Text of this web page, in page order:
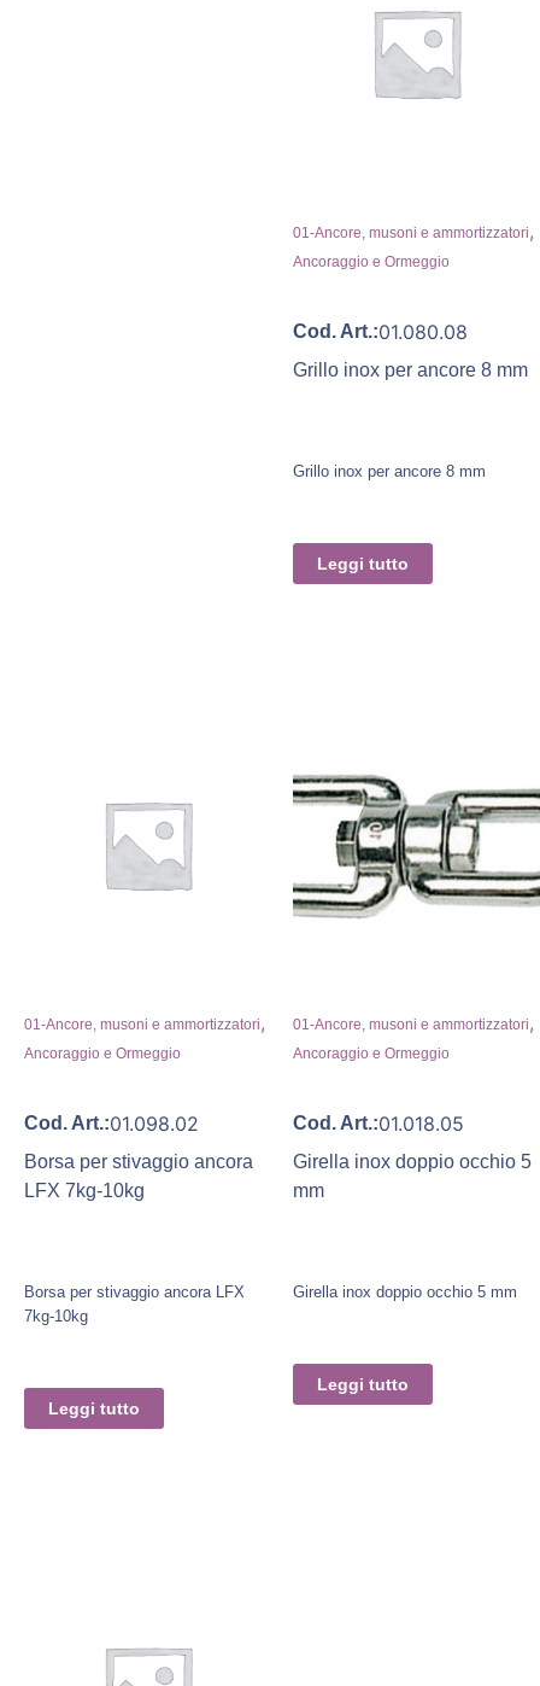
01-Ancore, musoni e ammortizzatori,
Ancoraggio e Ormeggio
Cod. Art.:01.080.08
Grillo inox per ancore 8 mm
Grillo inox per ancore 8 mm
Leggi tutto
01-Ancore, musoni e ammortizzatori,
Ancoraggio e Ormeggio
Cod. Art.:01.098.02
Borsa per stivaggio ancora
LFX 7kg-10kg
Borsa per stivaggio ancora LFX
7kg-10kg
Leggi tutto
01-Ancore, musoni e ammortizzatori,
Ancoraggio e Ormeggio
Cod. Art.:01.018.05
Girella inox doppio occhio 5
mm
Girella inox doppio occhio 5 mm
Leggi tutto